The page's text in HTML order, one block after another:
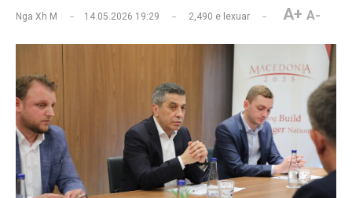
Nga Xh M 14.05.2026 19:29 2,490 e lexuar A+ A-